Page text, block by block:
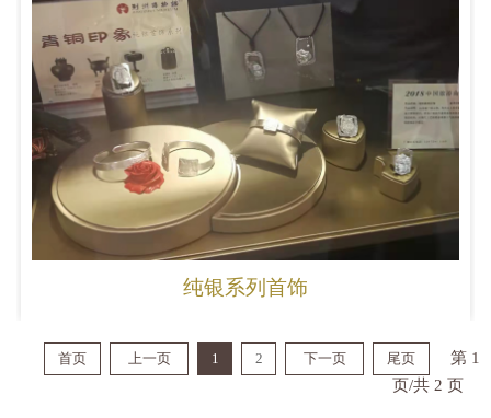
纯银系列首饰
首页 上一页 1 2 下一页 尾页
第 1
页/共 2 页